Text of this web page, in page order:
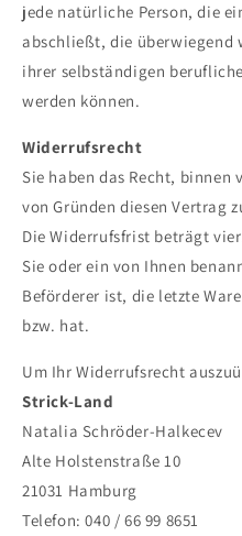
jede natürliche Person, die
abschließt, die überwiegend
ihrer selbständigen
werden können.
Widerrufsrecht
Sie haben das Recht, binnen
von Gründen diesen Vertrag
Die Widerrufsfrist beträgt
Sie oder ein von Ihnen
Beförderer ist, die letzte
bzw. hat.
Um Ihr Widerrufsrecht
Strick-Land
Natalia Schröder-Halkecev
Alte Holstenstraße 10
21031 Hamburg
Telefon: 040 / 66 99 8651